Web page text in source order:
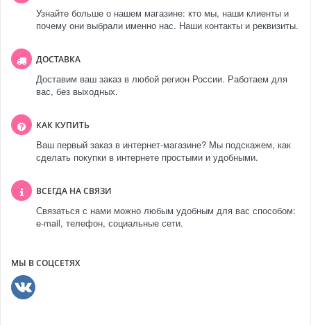
Узнайте больше о нашем магазине: кто мы, наши клиенты и
почему они выбрали именно нас. Наши контакты и реквизиты.
ДОСТАВКА
Доставим ваш заказ в любой регион России. Работаем для
вас, без выходных.
КАК КУПИТЬ
Ваш первый заказ в интернет-магазине? Мы подскажем, как
сделать покупки в интернете простыми и удобными.
ВСЕГДА НА СВЯЗИ
Связаться с нами можно любым удобным для вас способом:
e-mail, телефон, социальные сети.
МЫ В СОЦСЕТЯХ